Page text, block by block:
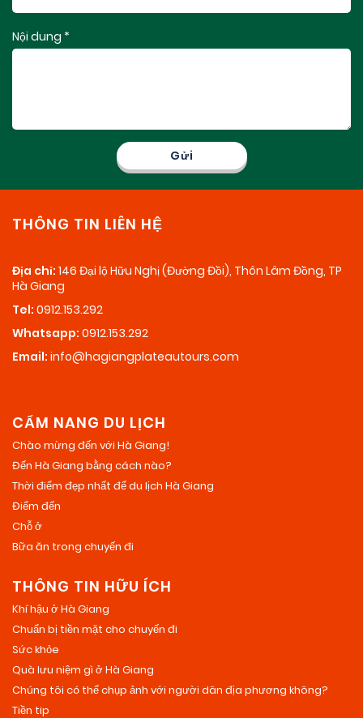
Nội dung *
THÔNG TIN LIÊN HỆ
Địa chỉ: 146 Đại lộ Hữu Nghị (Đường Đồi), Thôn Lâm Đồng, TP
Hà Giang
Tel: 0912.153.292
Whatsapp: 0912.153.292
Email: info@hagiangplateautours.com
CẨM NANG DU LỊCH
Chào mừng đến với Hà Giang!
Đến Hà Giang bằng cách nào?
Thời điểm đẹp nhất để du lịch Hà Giang
Điểm đến
Chỗ ở
Bữa ăn trong chuyến đi
THÔNG TIN HỮU ÍCH
Khí hậu ở Hà Giang
Chuẩn bị tiền mặt cho chuyến đi
Sức khỏe
Quà lưu niệm gì ở Hà Giang
Chúng tôi có thể chụp ảnh với người dân địa phương không?
Tiền tip